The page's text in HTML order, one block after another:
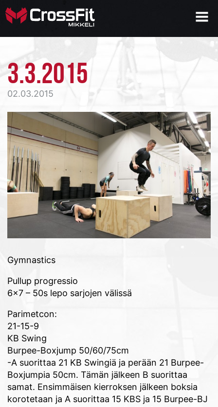
3.3.2015
02.03.2015
Gymnastics
Pullup progressio
6×7 – 50s lepo sarjojen välissä
Parimetcon:
21-15-9
KB Swing
Burpee-Boxjump 50/60/75cm
-A suorittaa 21 KB Swingiä ja perään 21 Burpee-
Boxjumpia 50cm. Tämän jälkeen B suorittaa
samat. Ensimmäisen kierroksen jälkeen boksia
korotetaan ja A suorittaa 15 KBS ja 15 Burpee-BJ